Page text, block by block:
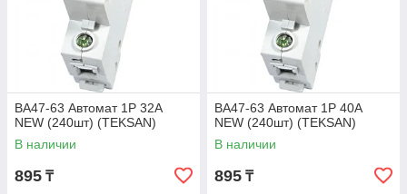
BA47-63 Автомат 1P 32A
NEW (240шт) (TEKSAN)
В наличии
895 ₸
BA47-63 Автомат 1P 40A
NEW (240шт) (TEKSAN)
В наличии
895 ₸